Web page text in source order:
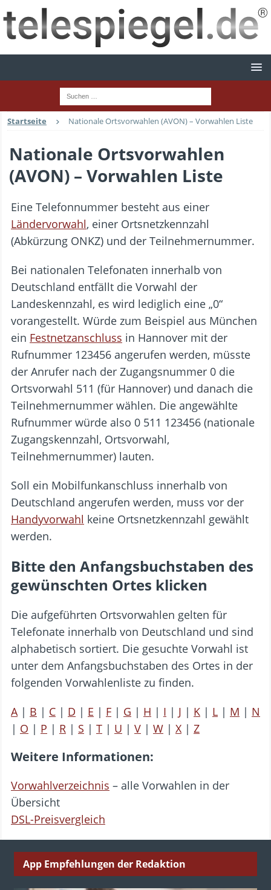
Startseite Nationale Ortsvorwahlen (AVON) – Vorwahlen Liste
Nationale Ortsvorwahlen
(AVON) – Vorwahlen Liste
Eine Telefonnummer besteht aus einer
Ländervorwahl, einer Ortsnetzkennzahl
(Abkürzung ONKZ) und der Teilnehmernummer.
Bei nationalen Telefonaten innerhalb von
Deutschland entfällt die Vorwahl der
Landeskennzahl, es wird lediglich eine „0“
vorangestellt. Würde zum Beispiel aus München
ein Festnetzanschluss in Hannover mit der
Rufnummer 123456 angerufen werden, müsste
der Anrufer nach der Zugangsnummer 0 die
Ortsvorwahl 511 (für Hannover) und danach die
Teilnehmernummer wählen. Die angewählte
Rufnummer würde also 0 511 123456 (nationale
Zugangskennzahl, Ortsvorwahl,
Teilnehmernummer) lauten.
Soll ein Mobilfunkanschluss innerhalb von
Deutschland angerufen werden, muss vor der
Handyvorwahl keine Ortsnetzkennzahl gewählt
werden.
Bitte den Anfangsbuchstaben des
gewünschten Ortes klicken
Die aufgeführten Ortsvorwahlen gelten für
Telefonate innerhalb von Deutschland und sind
alphabetisch sortiert. Die gesuchte Vorwahl ist
unter dem Anfangsbuchstaben des Ortes in der
folgenden Vorwahlenliste zu finden.
A| B | C | D | E | F | G | H | I | J | K | L | M | N
| O | P | R | S | T | U | V | W | X | Z
Weitere Informationen:
Vorwahlverzeichnis – alle Vorwahlen in der
Übersicht
DSL-Preisvergleich
App Empfehlungen der Redaktion